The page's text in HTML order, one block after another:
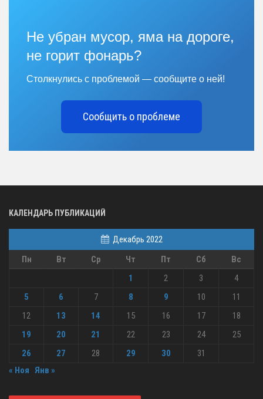
Не убран мусор, яма на дороге,
не горит фонарь?
Столкнулись с проблемой — сообщите о ней!
Сообщить о проблеме
КАЛЕНДАРЬ ПУБЛИКАЦИЙ
Декабрь 2022
Пн
Вт Ср Чт Пт Сб
Вс
1
2 3
4
5
6 7 8 9 10
11
12
13 14 15 16 17
18
19
20 21 22 23 24
25
26
27 28 29 30
31
« Ноя
Янв »